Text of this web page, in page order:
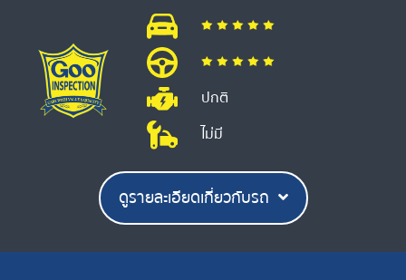
ปกติ
ไม่มี
ดูรายละเอียดเกี่ยวกับรถ